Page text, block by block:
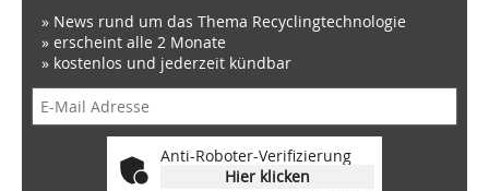
» News rund um das Thema Recyclingtechnologie
» erscheint alle 2 Monate
» kostenlos und jederzeit kündbar
Anti-Roboter-Verifizierung
Hier klicken